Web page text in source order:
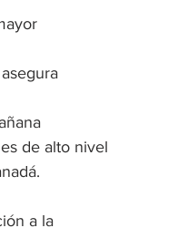
de alto nivel
a la